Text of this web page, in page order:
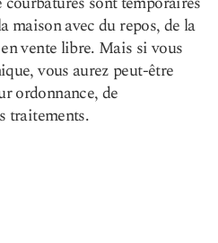
maison avec du repos, de la
vente libre. Mais si vous
vous aurez peut-être
ordonnance, de
traitements.